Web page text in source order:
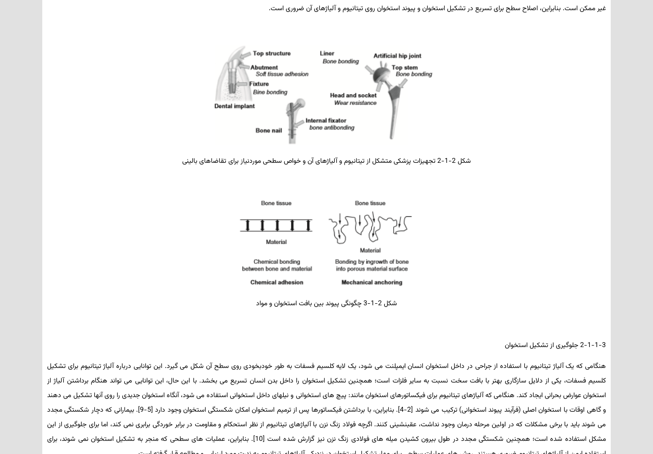
غیر ممکن است. بنابراین، اصلاح سطح برای تسریع در تشکیل استخوان و پیوند استخوان روی تیتانیوم و آلیاژهای آن ضروری است.
شکل 2-1-2 تجهیزات پزشکی متشکل از تیتانیوم و آلیاژهای آن و خواص سطحی موردنیاز برای تقاضاهای بالینی
شکل 2-1-3 چگونگی پیوند بین بافت استخوان و مواد
2-1-1-3 جلوگیری از تشکیل استخوان
هنگامی که یک آلیاژ تیتانیوم با استفاده از جراحی در داخل استخوان انسان ایمپلنت می­ شود، یک لایه کلسیم فسفات به طور خودبخودی روی سطح آن شکل می­ گیرد. این توانایی درباره آلیاژ تیتانیوم برای تشکیل
کلسیم فسفات، یکی از دلایل سازگاری بهتر با بافت سخت نسبت به سایر فلزات است؛ همچنین تشکیل استخوان را داخل بدن انسان تسریع می ­بخشد. با این حال، این توانایی می­ تواند هنگام برداشتن آلیاژ از
استخوان عوارض بحرانی ایجاد کند. هنگامی که آلیاژهای تیتانیوم برای فیکساتورهای استخوان مانند: پیچ­ های استخوانی و نیل­های داخل استخوانی استفاده می­ شود، آن­گاه استخوان جدیدی را روی آن­ها تشکیل می ­دهند
و گاهی اوقات با استخوان اصلی (فرآیند پیوند استخوانی) ترکیب می­ شوند ]
2-4
[. بنابراین، با برداشتن فیکساتورها پس از ترمیم استخوان امکان شکستگی استخوان وجود دارد ]
5-9
[. بیمارانی که دچار شکستگی مجدد
می­ شوند باید با برخی مشکلات که در اولین مرحله درمان وجود نداشت، عقب­نشینی کنند. اگرچه فولاد زنگ نزن با آلیاژهای تیتانیوم از نظر استحکام و مقاومت در برابر خوردگی برابری نمی­ کند، اما برای جلوگیری از این
مشکل استفاده شده است؛ همچنین شکستگی مجدد در طول بیرون کشیدن میله­ های فولادی زنگ نزن نیز گزارش شده است ]
10
[. بنابراین، عملیات­ های سطحی که منجر به تشکیل استخوان نمی­ شوند، برای